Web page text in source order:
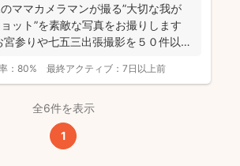
ママカメラマンが撮る”大切な我が
ット”を素敵な写真をお撮りします
参りや七五三出張撮影を５０件以
： 80% 最終アクティブ： 7日以上前
全6件を表示
1